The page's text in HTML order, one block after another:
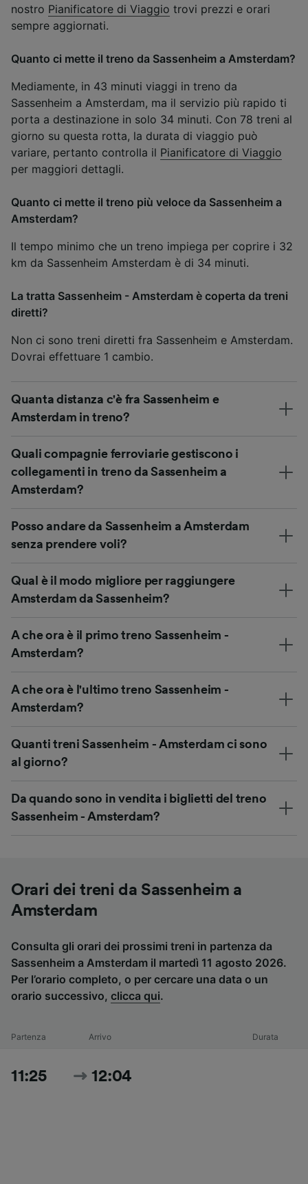
nostro Pianificatore di Viaggio trovi prezzi e orari
sempre aggiornati.
Quanto ci mette il treno da Sassenheim a Amsterdam?
Mediamente, in 43 minuti viaggi in treno da
Sassenheim a Amsterdam, ma il servizio più rapido ti
porta a destinazione in solo 34 minuti. Con 78 treni al
giorno su questa rotta, la durata di viaggio può
variare, pertanto controlla il Pianificatore di Viaggio
per maggiori dettagli.
Quanto ci mette il treno più veloce da Sassenheim a
Amsterdam?
Il tempo minimo che un treno impiega per coprire i 32
km da Sassenheim Amsterdam è di 34 minuti.
La tratta Sassenheim - Amsterdam è coperta da treni
diretti?
Non ci sono treni diretti fra Sassenheim e Amsterdam.
Dovrai effettuare 1 cambio.
Quanta distanza c'è fra Sassenheim e
Amsterdam in treno?
Quali compagnie ferroviarie gestiscono i
collegamenti in treno da Sassenheim a
Amsterdam?
Posso andare da Sassenheim a Amsterdam
senza prendere voli?
Qual è il modo migliore per raggiungere
Amsterdam da Sassenheim?
A che ora è il primo treno Sassenheim -
Amsterdam?
A che ora è l'ultimo treno Sassenheim -
Amsterdam?
Quanti treni Sassenheim - Amsterdam ci sono
al giorno?
Da quando sono in vendita i biglietti del treno
Sassenheim - Amsterdam?
Orari dei treni da Sassenheim a
Amsterdam
Consulta gli orari dei prossimi treni in partenza da
Sassenheim a Amsterdam il martedì 11 agosto 2026.
Per l’orario completo, o per cercare una data o un
orario successivo, clicca qui.
Partenza Arrivo Durata
11:25 12:04